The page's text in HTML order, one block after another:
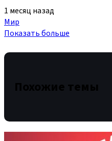
1 месяц назад
Мир
Показать больше
Похожие темы